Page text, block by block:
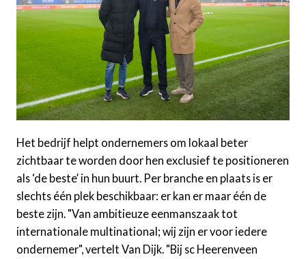
Het bedrijf helpt ondernemers om lokaal beter
zichtbaar te worden door hen exclusief te positioneren
als ‘de beste’ in hun buurt. Per branche en plaats is er
slechts één plek beschikbaar: er kan er maar één de
beste zijn. "Van ambitieuze eenmanszaak tot
internationale multinational; wij zijn er voor iedere
ondernemer", vertelt Van Dijk. "Bij sc Heerenveen